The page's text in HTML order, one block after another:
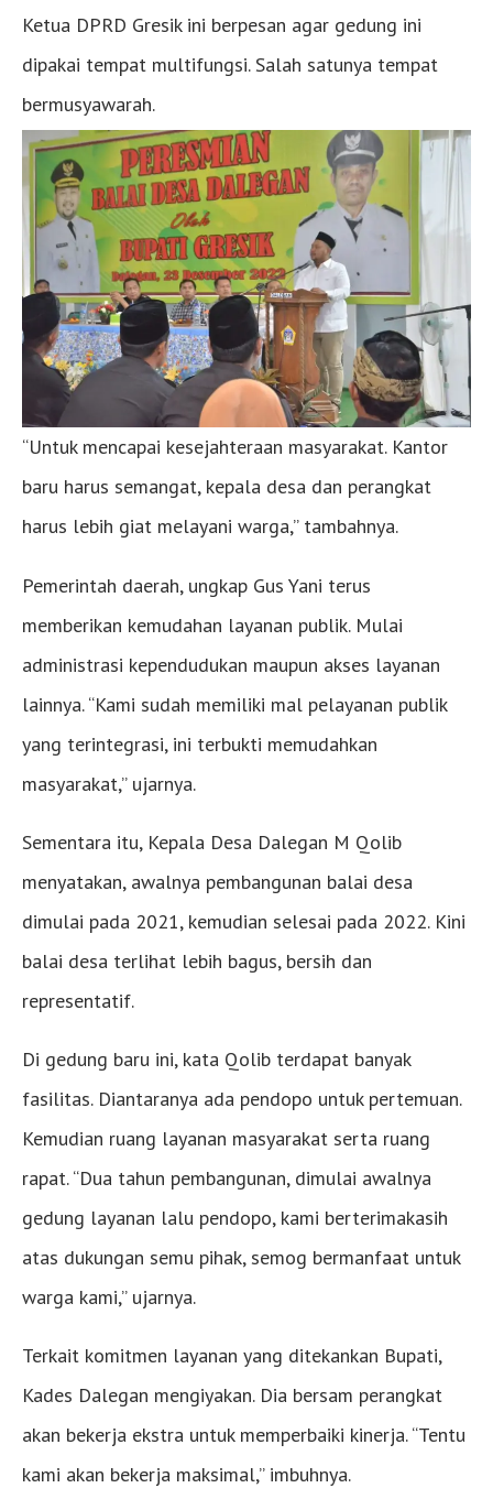
Ketua DPRD Gresik ini berpesan agar gedung ini
dipakai tempat multifungsi. Salah satunya tempat
bermusyawarah.
“Untuk mencapai kesejahteraan masyarakat. Kantor
baru harus semangat, kepala desa dan perangkat
harus lebih giat melayani warga,” tambahnya.
Pemerintah daerah, ungkap Gus Yani terus
memberikan kemudahan layanan publik. Mulai
administrasi kependudukan maupun akses layanan
lainnya. “Kami sudah memiliki mal pelayanan publik
yang terintegrasi, ini terbukti memudahkan
masyarakat,” ujarnya.
Sementara itu, Kepala Desa Dalegan M Qolib
menyatakan, awalnya pembangunan balai desa
dimulai pada 2021, kemudian selesai pada 2022. Kini
balai desa terlihat lebih bagus, bersih dan
representatif.
Di gedung baru ini, kata Qolib terdapat banyak
fasilitas. Diantaranya ada pendopo untuk pertemuan.
Kemudian ruang layanan masyarakat serta ruang
rapat. “Dua tahun pembangunan, dimulai awalnya
gedung layanan lalu pendopo, kami berterimakasih
atas dukungan semu pihak, semog bermanfaat untuk
warga kami,” ujarnya.
Terkait komitmen layanan yang ditekankan Bupati,
Kades Dalegan mengiyakan. Dia bersam perangkat
akan bekerja ekstra untuk memperbaiki kinerja. “Tentu
kami akan bekerja maksimal,” imbuhnya.